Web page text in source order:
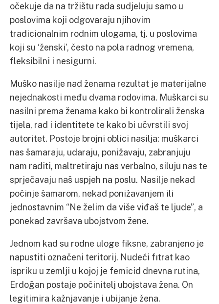
očekuje da na tržištu rada sudjeluju samo u
poslovima koji odgovaraju njihovim
tradicionalnim rodnim ulogama, tj. u poslovima
koji su ‘ženski’, često na pola radnog vremena,
fleksibilni i nesigurni.
Muško nasilje nad ženama rezultat je materijalne
nejednakosti među dvama rodovima. Muškarci su
nasilni prema ženama kako bi kontrolirali ženska
tijela, rad i identitete te kako bi učvrstili svoj
autoritet. Postoje brojni oblici nasilja: muškarci
nas šamaraju, udaraju, ponižavaju, zabranjuju
nam raditi, maltretiraju nas verbalno, siluju nas te
sprječavaju naš uspjeh na poslu. Nasilje nekad
počinje šamarom, nekad ponižavanjem ili
jednostavnim “Ne želim da više viđaš te ljude”, a
ponekad završava ubojstvom žene.
Jednom kad su rodne uloge fiksne, zabranjeno je
napustiti označeni teritorij. Nudeći fıtrat kao
ispriku u zemlji u kojoj je femicid dnevna rutina,
Erdoğan postaje počinitelj ubojstava žena. On
legitimira kažnjavanje i ubijanje žena.